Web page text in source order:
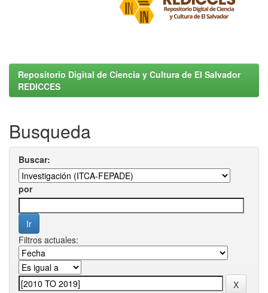
Repositorio Digital de Ciencia y Cultura de El Salvador
REDICCES
Busqueda
Buscar:
por
Filtros actuales: